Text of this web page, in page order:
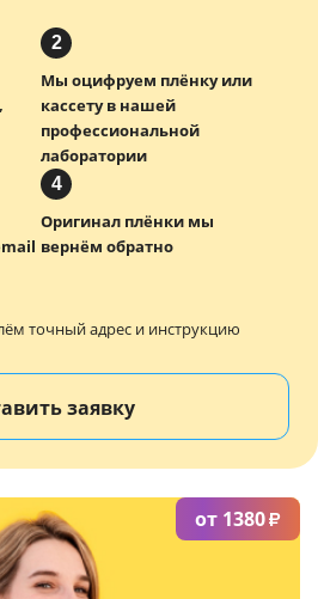
2
Мы оцифруем плёнку или
кассету в нашей
профессиональной
лаборатории
4
Оригинал плёнки мы
вернём обратно
точный адрес и инструкцию
заявку
от 1380₽